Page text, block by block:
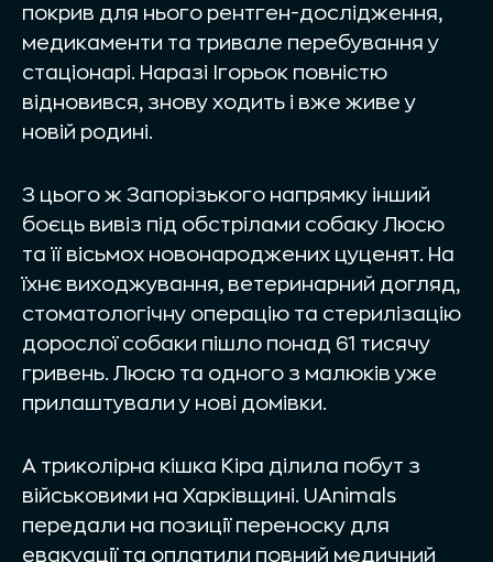
покрив для нього рентген-дослідження,
медикаменти та тривале перебування у
стаціонарі. Наразі Ігорьок повністю
відновився, знову ходить і вже живе у
новій родині.
З цього ж Запорізького напрямку інший
боєць вивіз під обстрілами собаку Люсю
та її вісьмох новонароджених цуценят. На
їхнє виходжування, ветеринарний догляд,
стоматологічну операцію та стерилізацію
дорослої собаки пішло понад 61 тисячу
гривень. Люсю та одного з малюків уже
прилаштували у нові домівки.
А триколірна кішка Кіра ділила побут з
військовими на Харківщині. UAnimals
передали на позиції переноску для
евакуації та оплатили повний медичний